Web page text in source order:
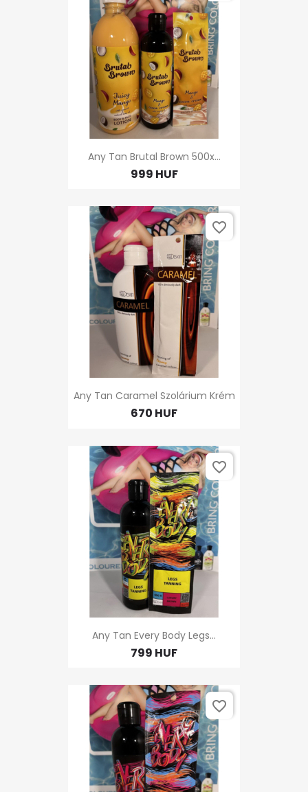
Any Tan Brutal Brown 500x...
999 HUF
Any Tan Caramel Szolárium Krém
670 HUF
favorite_border
Any Tan Every Body Legs...
799 HUF
favorite_border
favorite_border